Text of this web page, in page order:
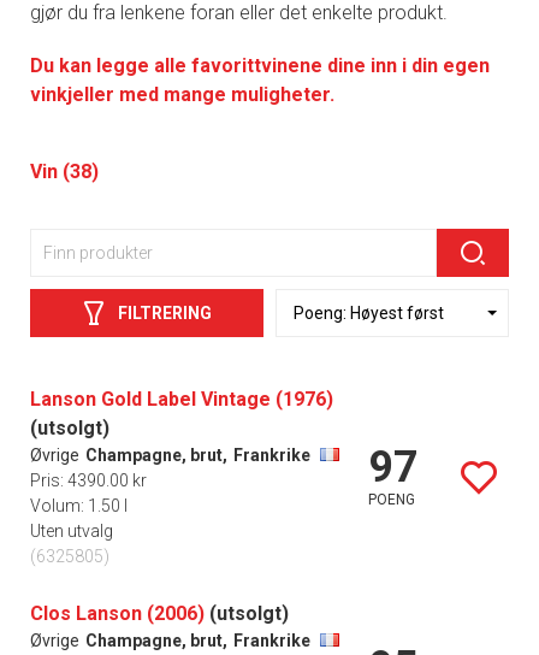
gjør du fra lenkene foran eller det enkelte produkt.
Du kan legge alle favorittvinene dine inn i din egen
vinkjeller med mange muligheter.
Vin (38)
FILTRERING
Lanson Gold Label Vintage (1976)
(utsolgt)
Øvrige Champagne, brut, Frankrike
Pris: 4390.00 kr
Volum: 1.50 l
Uten utvalg
(6325805)
97
POENG
Clos Lanson (2006) (utsolgt)
Øvrige Champagne, brut, Frankrike